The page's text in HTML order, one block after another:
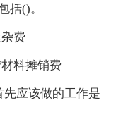
括()。
费
料摊销费
先应该做的工作是